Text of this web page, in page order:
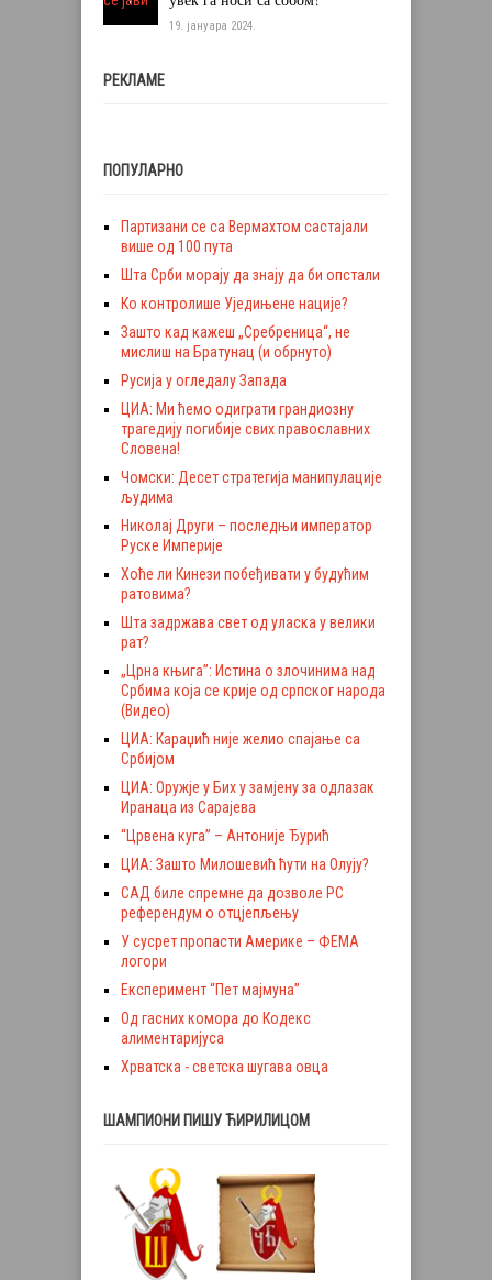
19. јануара 2024.
РЕКЛАМЕ
ПОПУЛАРНО
Партизани се са Вермахтом састајали
више од 100 пута
Шта Срби морају да знају да би опстали
Ко контролише Уједињене нације?
Зашто кад кажеш „Сребреница“, не
мислиш на Братунац (и обрнуто)
Русија у огледалу Запада
ЦИА: Ми ћемо одиграти грандиозну
трагедију погибије свих православних
Словена!
Чомски: Десет стратегија манипулације
људима
Николај Други – последњи император
Руске Империје
Хоће ли Кинези побеђивати у будућим
ратовима?
Шта задржава свет од уласка у велики
рат?
„Црна књига”: Истина о злочинима над
Србима која се крије од српског народа
(Видео)
ЦИА: Караџић није желио спајање са
Србијом
ЦИА: Оружје у Бих у замјену за одлазак
Иранаца из Сарајева
“Црвена куга” – Антоније Ђурић
ЦИА: Зашто Милошевић ћути на Олују?
САД биле спремне да дозволе РС
референдум о отцјепљењу
У сусрет пропасти Америке – ФЕМА
логори
Експеримент “Пет мајмуна”
Од гасних комора до Кодекс
алиментаријуса
Хрватска - светска шугава овца
ШАМПИОНИ ПИШУ ЋИРИЛИЦОМ